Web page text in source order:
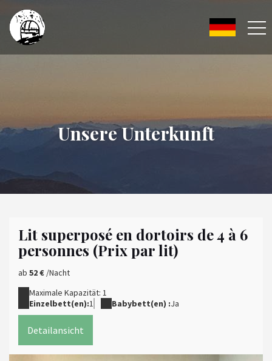
Unsere Unterkunft
Lit superposé en dortoirs de 4 à 6
personnes (Prix par lit)
ab 52 € /Nacht
Maximale Kapazität: 1
Einzelbett(en):1 Babybett(en) :Ja
Detailansicht